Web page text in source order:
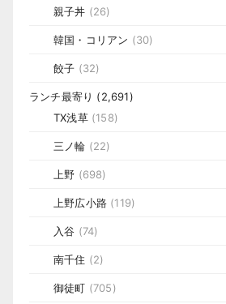
親子丼 (26)
韓国・コリアン (30)
餃子 (32)
ランチ最寄り (2,691)
TX浅草(158)
三ノ輪 (22)
上野 (698)
上野広小路 (119)
入谷 (74)
南千住 (2)
御徒町 (705)